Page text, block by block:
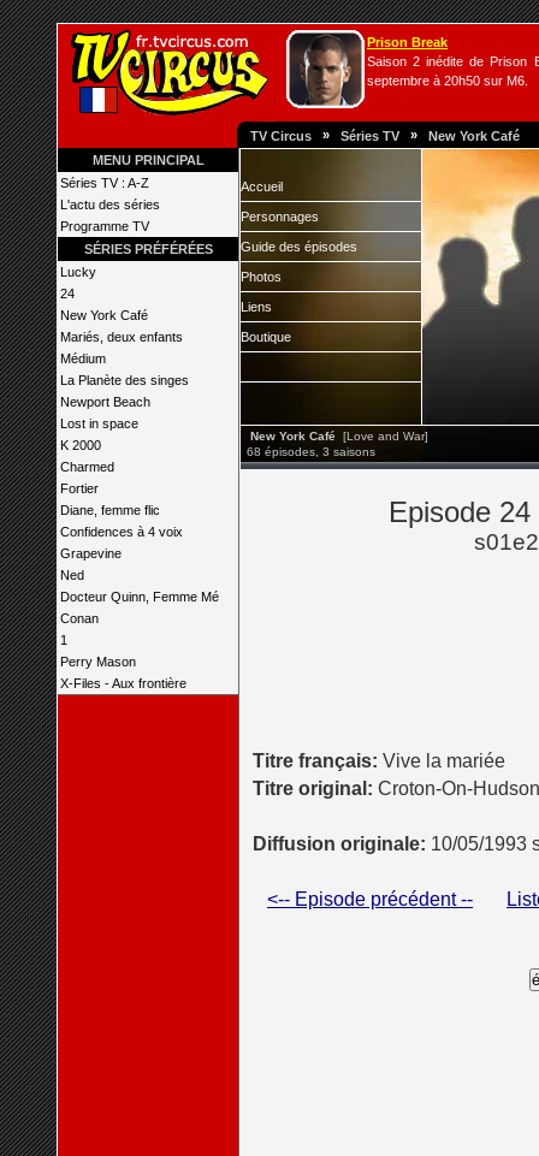
Prison Break
Saison 2 inédite de Prison
septembre à 20h50 sur M6.
TV Circus » Séries TV » New York Café
MENU PRINCIPAL
Séries TV : A-Z
L'actu des séries
Programme TV
SÉRIES PRÉFÉRÉES
Lucky
24
New York Café
Mariés, deux enfants
Médium
La Planète des singes
Newport Beach
Lost in space
K 2000
Charmed
Fortier
Diane, femme flic
Confidences à 4 voix
Grapevine
Ned
Docteur Quinn, Femme Mé
Conan
1
Perry Mason
X-Files - Aux frontière
Accueil
Personnages
Guide des épisodes
Photos
Liens
Boutique
New York Café [Love and War]
68 épisodes, 3 saisons
Episode
Titre français: Vive la mariée
Titre original: Croton-On-Hudson
Diffusion originale: 10/05/1993
<-- Episode précédent --